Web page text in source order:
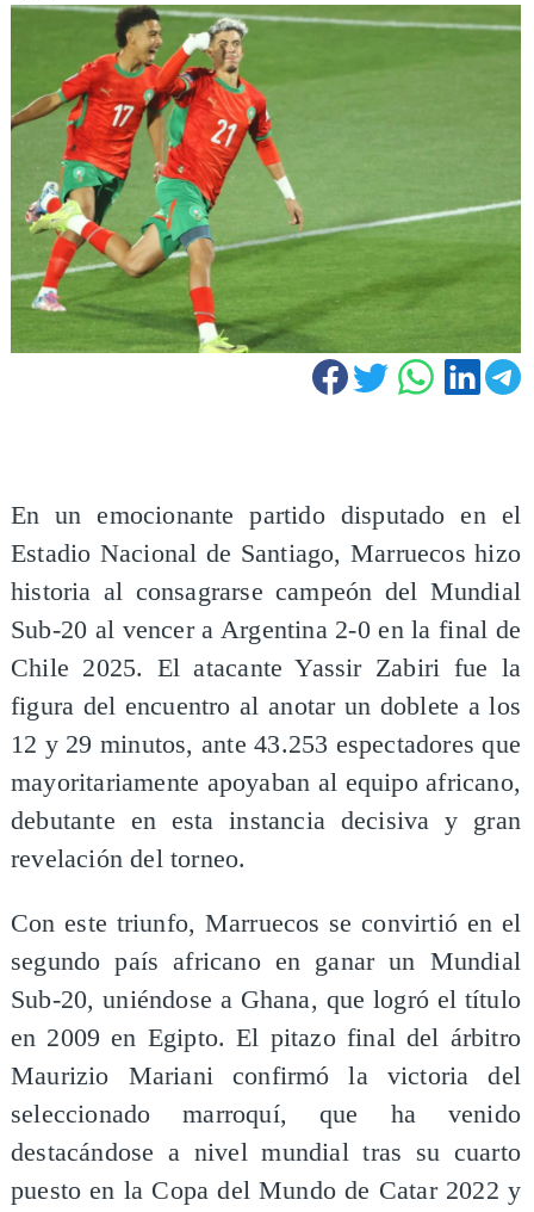
En un emocionante partido disputado en el
Estadio Nacional de Santiago, Marruecos hizo
historia al consagrarse campeón del Mundial
Sub-20 al vencer a Argentina 2-0 en la final de
Chile 2025. El atacante Yassir Zabiri fue la
figura del encuentro al anotar un doblete a los
12 y 29 minutos, ante 43.253 espectadores que
mayoritariamente apoyaban al equipo africano,
debutante en esta instancia decisiva y gran
revelación del torneo.
Con este triunfo, Marruecos se convirtió en el
segundo país africano en ganar un Mundial
Sub-20, uniéndose a Ghana, que logró el título
en 2009 en Egipto. El pitazo final del árbitro
Maurizio Mariani confirmó la victoria del
seleccionado marroquí, que ha venido
destacándose a nivel mundial tras su cuarto
puesto en la Copa del Mundo de Catar 2022 y